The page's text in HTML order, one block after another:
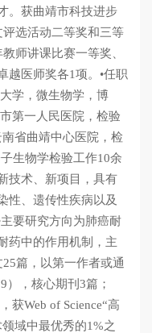
。获曲靖市科技进步
选活动二等奖和三等
师讲课比赛一等奖、
越医师奖各1项。•任职
学，微生物学，博
第一人民医院，检验
省曲靖中心医院，检
生物学检验工作10余
技术、新项目，具有
性、遗传性疾病以及
要研究方向为肺癌耐
药中的作用机制，主
篇，以第一作者或通
），核心期刊3篇；
获Web of Science“高
域中最优秀的1%之